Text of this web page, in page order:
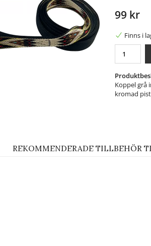
99 kr
Finns i
Koppel grå
kromad
REKOMMENDERADE TILLBEHÖR